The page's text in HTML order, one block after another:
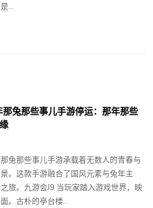
...
兔那些事儿手游停运：那年那些
兔那些事儿手游承载着无数人的青春与
。这款手游融合了国风元素与兔年主
旅。九游会J9 当玩家踏入游戏世界，映
。古朴的亭台楼...